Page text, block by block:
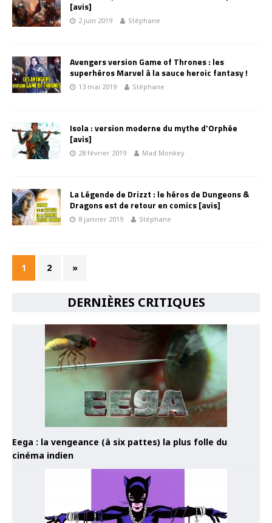
[avis]
2 juin 2019 Stéphane
Avengers version Game of Thrones : les
superhéros Marvel à la sauce heroic fantasy !
13 mai 2019 Stéphane
Isola : version moderne du mythe d’Orphée
[avis]
28 février 2019 Mad Monkey
La Légende de Drizzt : le héros de Dungeons &
Dragons est de retour en comics [avis]
8 janvier 2019 Stéphane
1 2 »
DERNIÈRES CRITIQUES
Eega : la vengeance (à six pattes) la plus folle du
cinéma indien